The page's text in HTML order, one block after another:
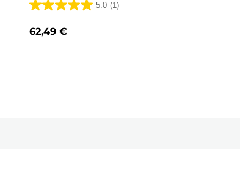
5.0 (1)
5.0
em
62,49 €